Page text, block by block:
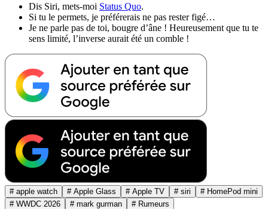
Dis Siri, mets-moi Status Quo.
Si tu le permets, je préférerais ne pas rester figé…
Je ne parle pas de toi, bougre d’âne ! Heureusement que tu te
sens limité, l’inverse aurait été un comble !
# apple watch # Apple Glass # Apple TV # siri
# HomePod mini
# WWDC 2026
# mark gurman # Rumeurs